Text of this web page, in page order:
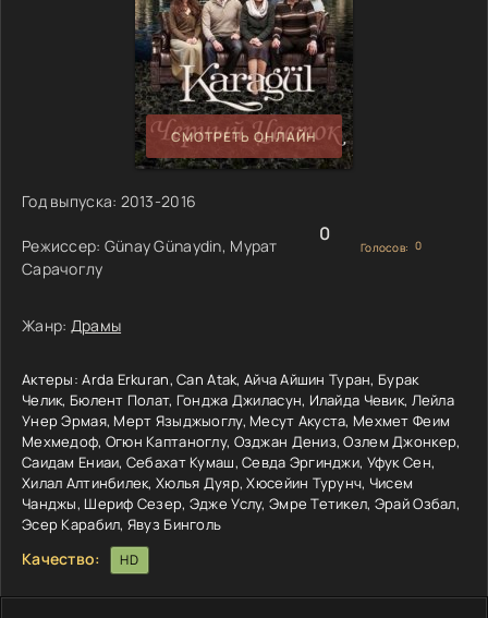
СМОТРЕТЬ ОНЛАЙН
Год выпуска: 2013-2016
Режиссер: Günay Günaydin, Мурат
Сарачоглу
Жанр: Драмы
0
Голосов: 0
Актеры: Arda Erkuran, Can Atak, Айча Айшин Туран, Бурак
Челик, Бюлент Полат, Гонджа Джиласун, Илайда Чевик, Лейла
Унер Эрмая, Мерт Языджыоглу, Месут Акуста, Мехмет Феим
Мехмедоф, Огюн Каптаноглу, Озджан Дениз, Озлем Джонкер,
Саидам Ениаи, Себахат Кумаш, Севда Эргинджи, Уфук Сен,
Хилал Алтинбилек, Хюлья Дуяр, Хюсейин Турунч, Чисем
Чанджы, Шериф Сезер, Эдже Услу, Эмре Тетикел, Эрай Озбал,
Эсер Карабил, Явуз Бинголь
Качество: HD